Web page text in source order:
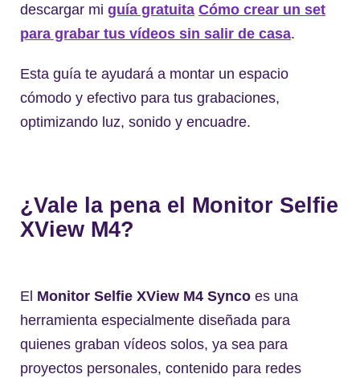
descargar mi guía gratuita Cómo crear un set
para grabar tus vídeos sin salir de casa.
Esta guía te ayudará a montar un espacio
cómodo y efectivo para tus grabaciones,
optimizando luz, sonido y encuadre.
¿Vale la pena el Monitor Selfie
XView M4?
El Monitor Selfie XView M4 Synco es una
herramienta especialmente diseñada para
quienes graban vídeos solos, ya sea para
proyectos personales, contenido para redes